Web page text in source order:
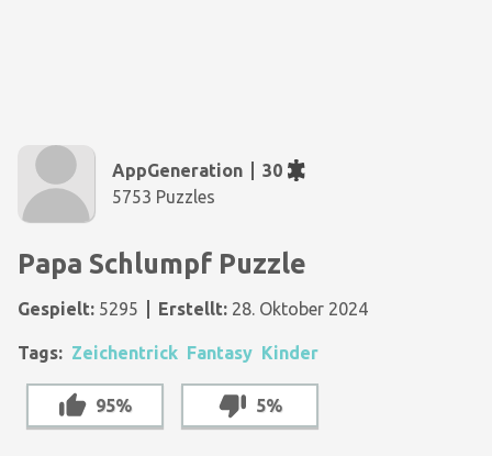
AppGeneration
30
5753 Puzzles
Papa Schlumpf Puzzle
Gespielt: 5295 Erstellt: 28. Oktober 2024
Tags: Zeichentrick Fantasy Kinder
95% 5%